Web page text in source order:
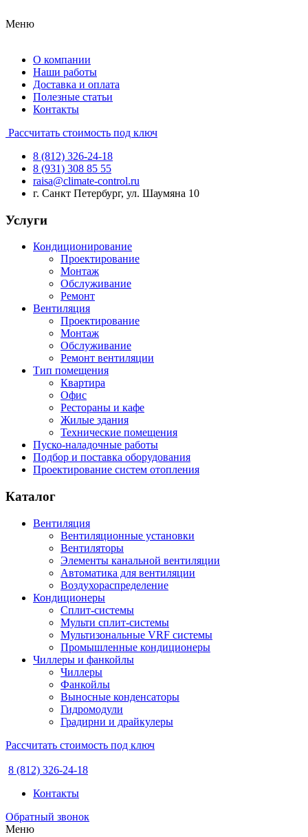
Меню
О компании
Наши работы
Доставка и оплата
Полезные статьи
Контакты
Рассчитать стоимость под ключ
8 (812) 326-24-18
8 (931) 308 85 55
raisa@climate-control.ru
г. Санкт Петербург, ул. Шаумяна 10
Услуги
Кондиционирование
Проектирование
Монтаж
Обслуживание
Ремонт
Вентиляция
Проектирование
Монтаж
Обслуживание
Ремонт вентиляции
Тип помещения
Квартира
Офис
Рестораны и кафе
Жилые здания
Технические помещения
Пуско-наладочные работы
Подбор и поставка оборудования
Проектирование систем отопления
Каталог
Вентиляция
Вентиляционные установки
Вентиляторы
Элементы канальной вентиляции
Автоматика для вентиляции
Воздухораспределение
Кондиционеры
Сплит-системы
Мульти сплит-системы
Мультизональные VRF системы
Промышленные кондиционеры
Чиллеры и фанкойлы
Чиллеры
Фанкойлы
Выносные конденсаторы
Гидромодули
Градирни и драйкулеры
Рассчитать стоимость под ключ
8 (812) 326-24-18
Контакты
Обратный звонок
Меню